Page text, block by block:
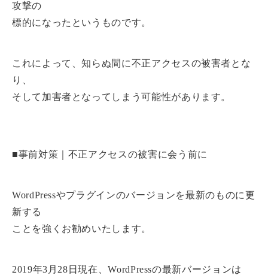
攻撃の
標的になったというものです。
これによって、知らぬ間に不正アクセスの被害者とな
り、
そして加害者となってしまう可能性があります。
■事前対策｜不正アクセスの被害に会う前に
WordPressやプラグインのバージョンを最新のものに更
新する
ことを強くお勧めいたします。
2019年3月28日現在、WordPressの最新バージョンは